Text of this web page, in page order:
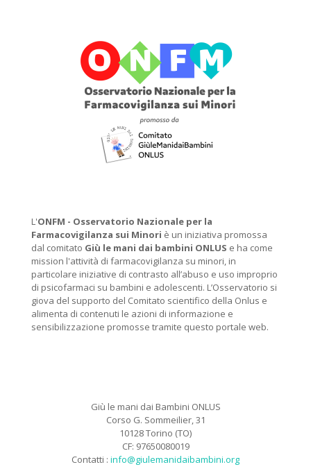
L'ONFM - Osservatorio Nazionale per la
Farmacovigilanza sui Minori è un iniziativa promossa
dal comitato Giù le mani dai bambini ONLUS e ha come
mission l'attività di farmacovigilanza su minori, in
particolare iniziative di contrasto all’abuso e uso improprio
di psicofarmaci su bambini e adolescenti. L’Osservatorio si
giova del supporto del Comitato scientifico della Onlus e
alimenta di contenuti le azioni di informazione e
sensibilizzazione promosse tramite questo portale web.
Giù le mani dai Bambini ONLUS
Corso G. Sommeilier, 31
10128 Torino (TO)
CF: 97650080019
Contatti : info@giulemanidaibambini.org